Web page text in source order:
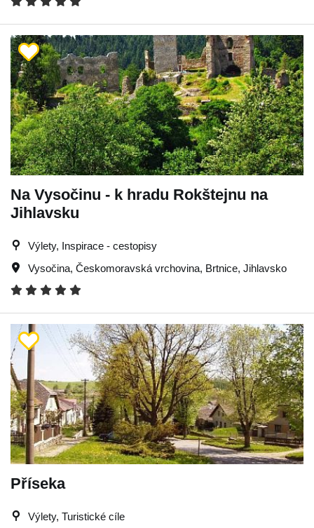
Na Vysočinu - k hradu Rokštejnu na
Jihlavsku
Výlety, Inspirace - cestopisy
Vysočina, Českomoravská vrchovina, Brtnice, Jihlavsko
Příseka
Výlety, Turistické cíle